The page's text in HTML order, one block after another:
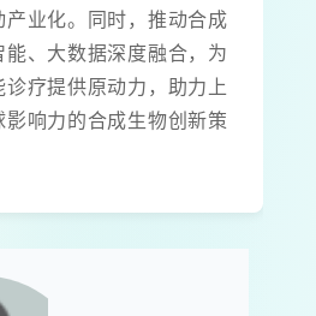
业化。同时，推动合成
、大数据深度融合，为
疗提供原动力，助力上
响力的合成生物创新策